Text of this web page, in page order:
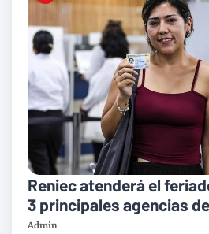
Reniec atenderá el
3 principales agencias
Admin